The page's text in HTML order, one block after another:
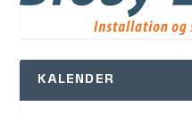
KALENDER